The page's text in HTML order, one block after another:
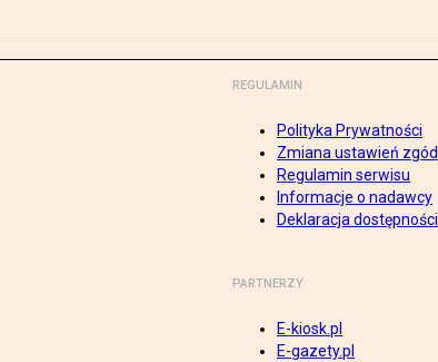
REGULAMIN
Polityka Prywatności
Zmiana ustawień zgód
Regulamin serwisu
Informacje o nadawcy
Deklaracja dostępności
PARTNERZY
E-kiosk.pl
E-gazety.pl